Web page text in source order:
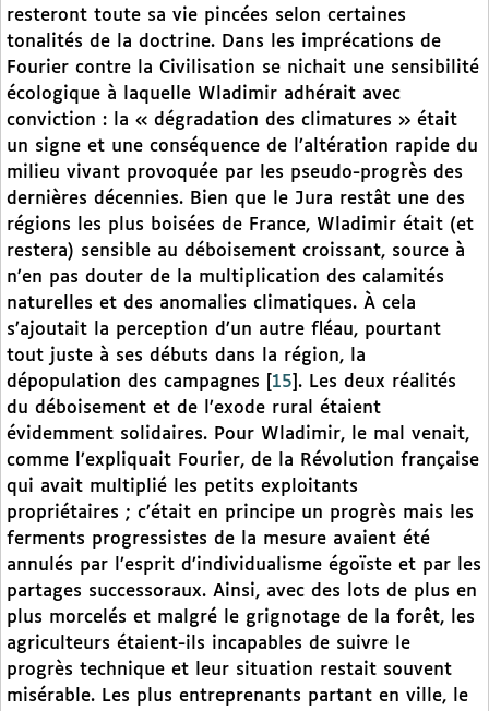
resteront toute sa vie pincées selon certaines
tonalités de la doctrine. Dans les imprécations de
Fourier contre la Civilisation se nichait une sensibilité
écologique à laquelle Wladimir adhérait avec
conviction : la « dégradation des climatures » était
un signe et une conséquence de l’altération rapide du
milieu vivant provoquée par les pseudo-progrès des
dernières décennies. Bien que le Jura restât une des
régions les plus boisées de France, Wladimir était (et
restera) sensible au déboisement croissant, source à
n’en pas douter de la multiplication des calamités
naturelles et des anomalies climatiques. À cela
s’ajoutait la perception d’un autre fléau, pourtant
tout juste à ses débuts dans la région, la
dépopulation des campagnes
15 . Les deux réalités
du déboisement et de l’exode rural étaient
évidemment solidaires. Pour Wladimir, le mal venait,
comme l’expliquait Fourier, de la Révolution française
qui avait multiplié les petits exploitants
propriétaires ; c’était en principe un progrès mais les
ferments progressistes de la mesure avaient été
annulés par l’esprit d’individualisme égoïste et par les
partages successoraux. Ainsi, avec des lots de plus en
plus morcelés et malgré le grignotage de la forêt, les
agriculteurs étaient-ils incapables de suivre le
progrès technique et leur situation restait souvent
misérable. Les plus entreprenants partant en ville, le